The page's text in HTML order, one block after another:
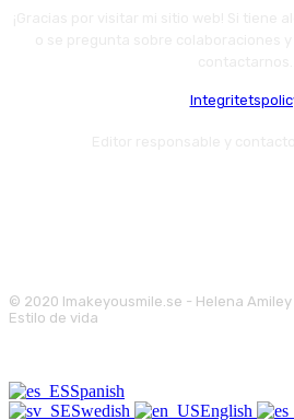
© 2020 Imakeyousmile.se - Helena
Estilo de vida
Spanish
Swedish
English